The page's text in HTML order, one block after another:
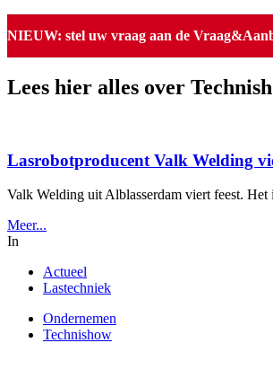
NIEUW: stel uw vraag aan de
Lees hier alles over
Lasrobotproducent Valk Welding
Valk Welding uit Alblasserdam viert feest.
Meer...
In
Actueel
Lastechniek
Ondernemen
Technishow